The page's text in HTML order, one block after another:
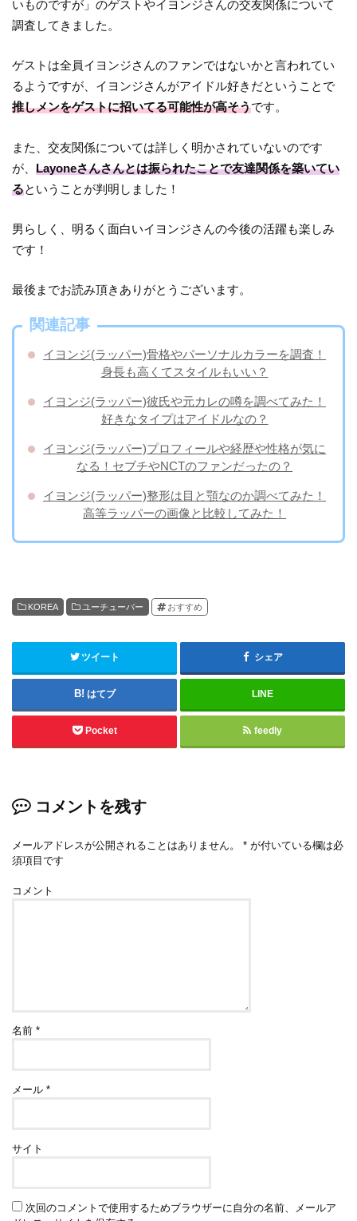
いものですが」のゲストやイヨンジさんの交友関係について
調査してきました。
ゲストは全員イヨンジさんのファンではないかと言われてい
るようですが、イヨンジさんがアイドル好きだということで
推しメンをゲストに招いてる可能性が高そうです。
また、交友関係については詳しく明かされていないのです
が、Layoneさんさんとは振られたことで友達関係を築いてい
るということが判明しました！
男らしく、明るく面白いイヨンジさんの今後の活躍も楽しみ
です！
最後までお読み頂きありがとうございます。
関連記事
イヨンジ(ラッパー)骨格やパーソナルカラーを調査！
身長も高くてスタイルもいい？
イヨンジ(ラッパー)彼氏や元カレの噂を調べてみた！
好きなタイプはアイドルなの？
イヨンジ(ラッパー)プロフィールや経歴や性格が気に
なる！セブチやNCTのファンだったの？
イヨンジ(ラッパー)整形は目と顎なのか調べてみた！
高等ラッパーの画像と比較してみた！
KOREA ユーチューバー おすすめ
ツイート シェア
はてブ LINE
Pocket feedly
コメントを残す
メールアドレスが公開されることはありません。 * が付いている欄は必
須項目です
コメント
名前*
メール*
サイト
次回のコメントで使用するためブラウザーに自分の名前、メールア